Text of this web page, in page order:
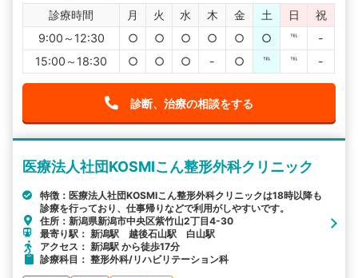
診療時間 月 火 水 木 金 土 日
祝
9:00～12:30
○ ○ ○ ○ ○ ○ ℡
-
15:00～18:30
○ ○ ○ - ○ ℡ ℡ -
診断、治療の相談をする
医療法人社団KOSMIこん整形外科クリニック
特徴：医療法人社団KOSMIこん整形外科クリニックは18時以降も
診療を行っており、仕事帰りなどで利用がしやすいです。
住所：新潟県新潟市中央区紫竹山2丁目4-30
最寄り駅： 新潟駅 越後石山駅 白山駅
アクセス： 新潟駅 から徒歩17分
診療科目： 整形外科/リハビリテーション科